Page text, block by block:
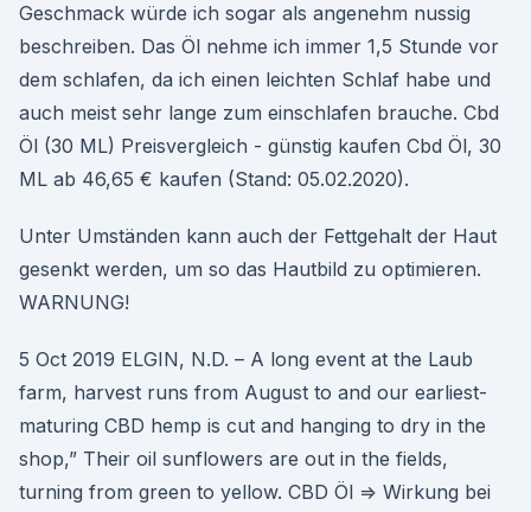
Geschmack würde ich sogar als angenehm nussig
beschreiben. Das Öl nehme ich immer 1,5 Stunde vor
dem schlafen, da ich einen leichten Schlaf habe und
auch meist sehr lange zum einschlafen brauche. Cbd
Öl (30 ML) Preisvergleich - günstig kaufen Cbd Öl, 30
ML ab 46,65 € kaufen (Stand: 05.02.2020).
Unter Umständen kann auch der Fettgehalt der Haut
gesenkt werden, um so das Hautbild zu optimieren.
WARNUNG!
5 Oct 2019 ELGIN, N.D. – A long event at the Laub
farm, harvest runs from August to and our earliest-
maturing CBD hemp is cut and hanging to dry in the
shop,” Their oil sunflowers are out in the fields,
turning from green to yellow. CBD Öl ⇒ Wirkung bei